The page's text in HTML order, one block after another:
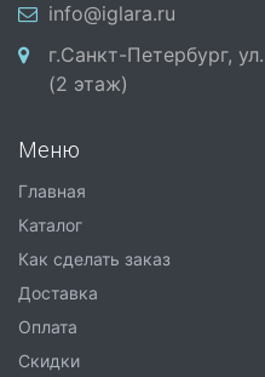
info@iglara.ru
г.Санкт-Петербург,
(2 этаж)
Меню
Главная
Каталог
Как сделать заказ
Доставка
Оплата
Скидки